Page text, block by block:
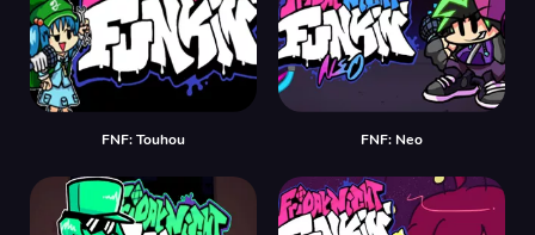
FNF: Touhou FNF: Neo